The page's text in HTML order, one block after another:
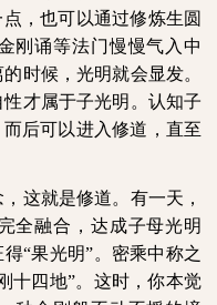
，也可以通过修炼生圆
刚诵等法门慢慢气入中
时候，光明就会显发。
才属于子光明。认知子
后可以进入修道，直至
这就是修道。有一天，
全融合，达成子母光明
“果光明”。密乘中称之
十四地”。这时，你本觉